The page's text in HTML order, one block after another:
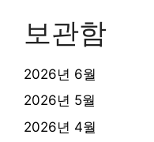
보관함
2026년 6월
2026년 5월
2026년 4월